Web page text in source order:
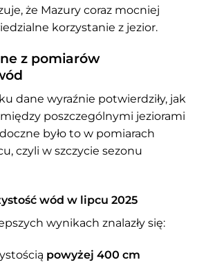
że Mazury coraz mocniej
korzystanie z jezior.
z pomiarów
dane wyraźnie potwierdziły, jak
poszczególnymi jeziorami
było to w pomiarach
czyli w szczycie sezonu
wód w lipcu 2025
wynikach znalazły się:
powyżej 400 cm